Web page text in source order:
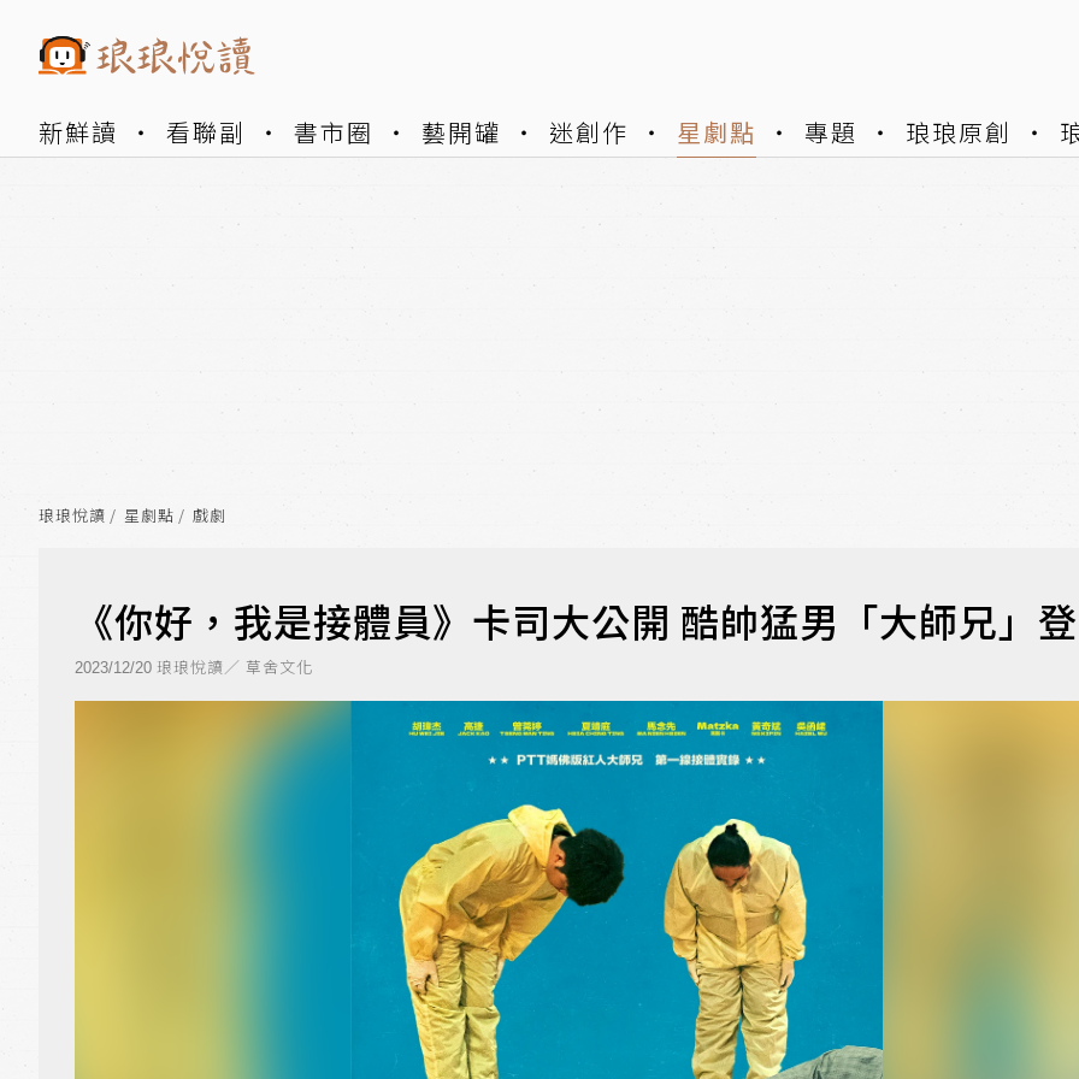
新鮮讀 看聯副 書市圈 藝開罐 迷創作 星劇點 專題 琅琅原創
琅琅悅讀 星劇點 戲劇
《你好，我是接體員》卡司大公開 酷帥猛男「大師兄」
2023/12/20 琅琅悅讀／ 草舍文化